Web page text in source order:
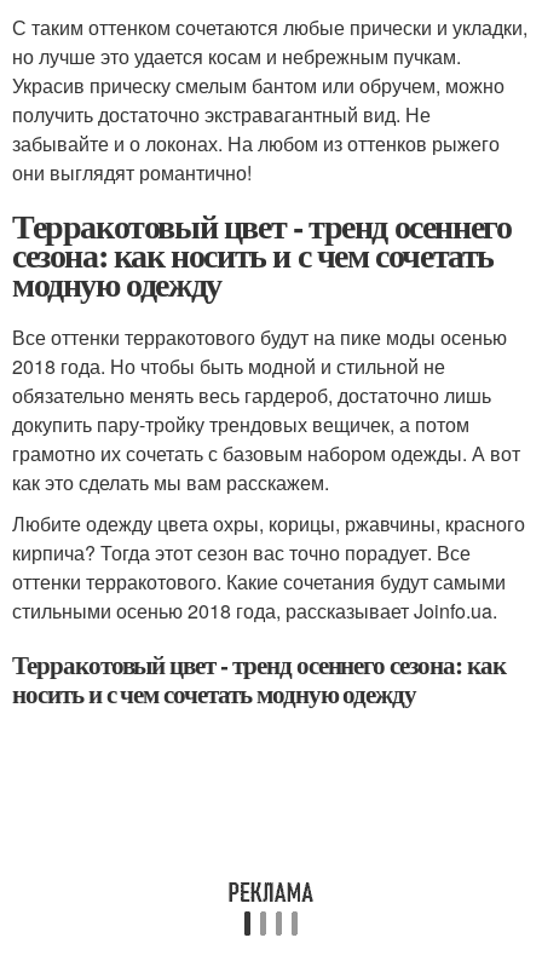
С таким оттенком сочетаются любые прически и укладки,
но лучше это удается косам и небрежным пучкам.
Украсив прическу смелым бантом или обручем, можно
получить достаточно экстравагантный вид. Не
забывайте и о локонах. На любом из оттенков рыжего
они выглядят романтично!
Терракотовый цвет - тренд осеннего
сезона: как носить и с чем сочетать
модную одежду
Все оттенки терракотового будут на пике моды осенью
2018 года. Но чтобы быть модной и стильной не
обязательно менять весь гардероб, достаточно лишь
докупить пару-тройку трендовых вещичек, а потом
грамотно их сочетать с базовым набором одежды. А вот
как это сделать мы вам расскажем.
Любите одежду цвета охры, корицы, ржавчины, красного
кирпича? Тогда этот сезон вас точно порадует. Все
оттенки терракотового. Какие сочетания будут самыми
стильными осенью 2018 года, рассказывает Joinfo.ua.
Терракотовый цвет - тренд осеннего сезона: как
носить и с чем сочетать модную одежду